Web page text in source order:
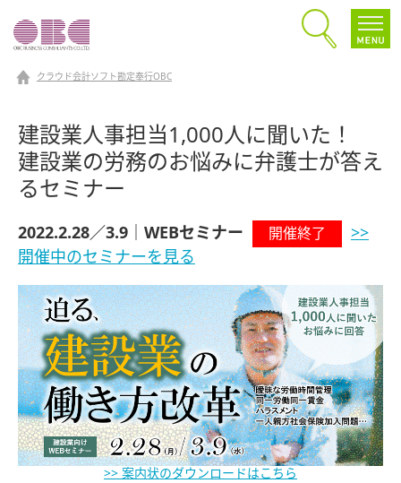
クラウド会計ソフト勘定奉行OBC
建設業人事担当1,000人に聞いた！
建設業の労務のお悩みに弁護士が答え
るセミナー
2022.2.28／3.9｜WEBセミナー 開催終了
>>
開催中のセミナーを見る
>> 案内状のダウンロードはこちら